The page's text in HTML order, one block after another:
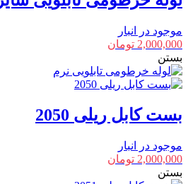
موجود در انبار
2,000,000 تومان
بستن
بست کابل ریلی 2050
موجود در انبار
2,000,000 تومان
بستن